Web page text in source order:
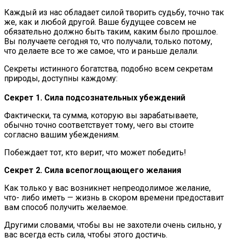
Каждый из нас обладает силой творить судьбу, точно так
же, как и любой другой. Ваше будущее совсем не
обязательно должно быть таким, каким было прошлое.
Вы получаете сегодня то, что получали, только потому,
что делаете все то же самое, что и раньше делали.
Секреты истинного богатства, подобно всем секретам
природы, доступны каждому:
Секрет 1. Сила подсознательных убеждений
Фактически, та сумма, которую вы зарабатываете,
обычно точно соответствует тому, чего вы стоите
согласно вашим убеждениям.
Побеждает тот, кто верит, что может победить!
Секрет 2. Сила всепоглощающего желания
Как только у вас возникнет непреодолимое желание,
что- либо иметь — жизнь в скором времени предоставит
вам способ получить желаемое.
Другими словами, чтобы вы не захотели очень сильно, у
вас всегда есть сила, чтобы этого достичь.